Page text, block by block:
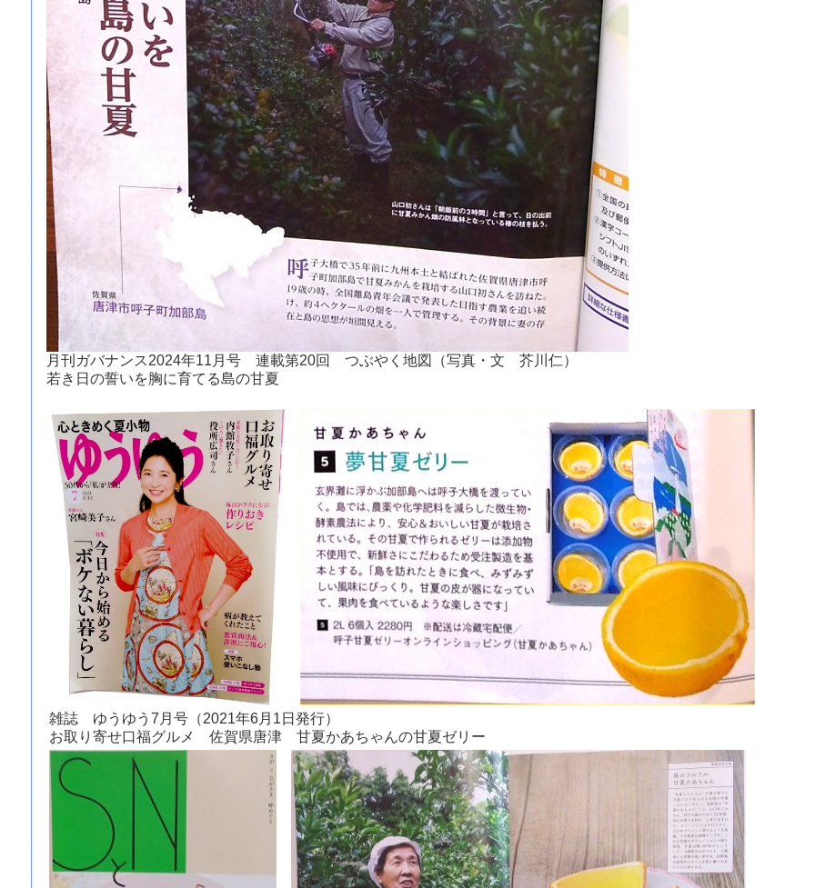
月刊ガバナンス2024年11月号 連載第20回 つぶやく地図（写真・文 芥川仁）
若き日の誓いを胸に育てる島の甘夏
雑誌 ゆうゆう7月号（2021年6月1日発行）
お取り寄せ口福グルメ 佐賀県唐津 甘夏かあちゃんの甘夏ゼリー